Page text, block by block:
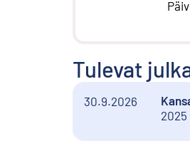
Tulevat
30.9.2026
2025